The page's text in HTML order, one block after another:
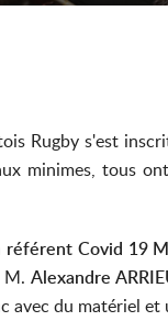
Rugby s'est
minimes, tous
référent Covid 19
M. Alexandre
avec du matériel